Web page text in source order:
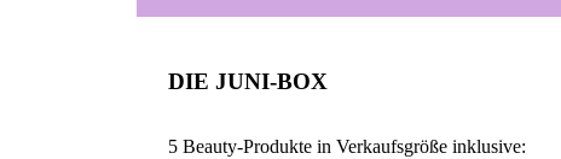
DIE JUNI-BOX
5 Beauty-Produkte in Verkaufsgröße inklusive: